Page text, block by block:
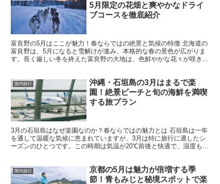
5月限定の花畑と爽やかなドライ
ブコースを徹底紹介
富良野の5月はここが魅力！春ならではの絶景と気候の特徴 北海道の
富良野は、5月になると雪解けが進み、本格的な春の景色が広がりま
す。長く厳しい冬を終えた富良野の大地は、色鮮やかな花々が咲き誇
国内旅行
沖縄・石垣島の3月はまるで楽
園！絶景ビーチと旬の海鮮を満喫
する旅プラン
3月の石垣島はなぜ楽園なのか？春ならではの魅力とは 石垣島は一年
を通して温暖な気候に恵まれていますが、3月は特に旅行に適したシ
ーズンのひとつです。この時期は気温が20℃前後と快適で、湿度もそ
国内旅行
京都の5月は魅力が倍増する季
節！青もみじと秘境スポットで楽